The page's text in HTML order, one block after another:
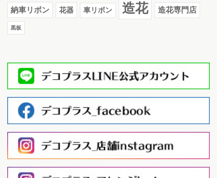
納車リボン 花器 車リボン 造花 造花専門店
黒板